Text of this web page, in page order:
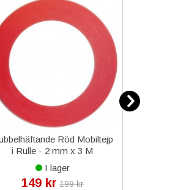
Röd Mobiltejp
i Rulle - 2 mm x 3 M
I lager
149 kr 199 kr